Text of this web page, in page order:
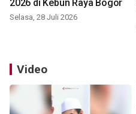
2026 di Kebun Raya Bogor
Selasa, 28 Juli 2026
Video